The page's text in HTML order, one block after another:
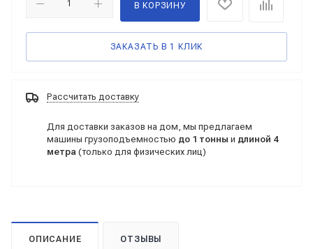
В КОРЗИНУ
ЗАКАЗАТЬ В 1 КЛИК
Рассчитать доставку
Для доставки заказов на дом, мы предлагаем
машины грузоподъемностью до 1 тонны и длиной 4
метра (только для физических лиц)
ОПИСАНИЕ ОТЗЫВЫ